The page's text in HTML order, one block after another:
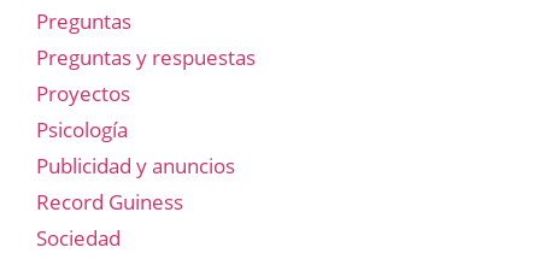
Preguntas
Preguntas y respuestas
Proyectos
Psicología
Publicidad y anuncios
Record Guiness
Sociedad